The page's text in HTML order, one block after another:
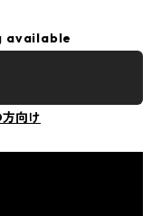
available
向け